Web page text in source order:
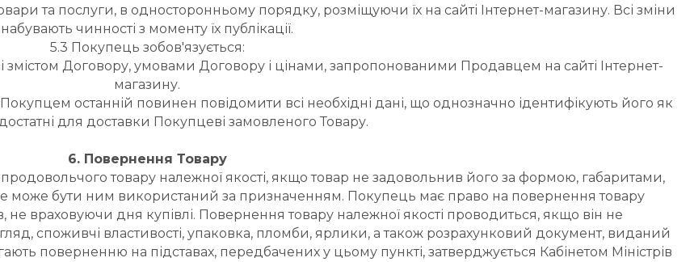
та послуги, в односторонньому порядку, розміщуючи їх на сайті Інтернет-магазину. Всі зміни
набувають чинності з моменту їх публікації.
5.3 Покупець зобов'язується:
Договору, умовами Договору і цінами, запропонованими Продавцем на сайті Інтернет-
магазину.
останній повинен повідомити всі необхідні дані, що однозначно ідентифікують його як
для доставки Покупцеві замовленого Товару.
6. Повернення Товару
товару належної якості, якщо товар не задовольнив його за формою, габаритами,
може бути ним використаний за призначенням. Покупець має право на повернення товару
не враховуючи дня купівлі. Повернення товару належної якості проводиться, якщо він не
споживчі властивості, упаковка, пломби, ярлики, а також розрахунковий документ, виданий
поверненню на підставах, передбачених у цьому пункті, затверджується Кабінетом Міністрів